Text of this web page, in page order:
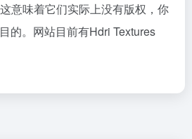
意味着它们实际上没有版权，你
的。网站目前有Hdri Textures